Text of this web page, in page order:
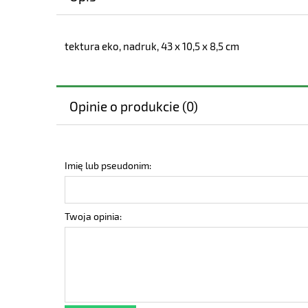
tektura eko, nadruk, 43 x 10,5 x 8,5 cm
Opinie o produkcie (0)
Imię lub pseudonim:
Twoja opinia: